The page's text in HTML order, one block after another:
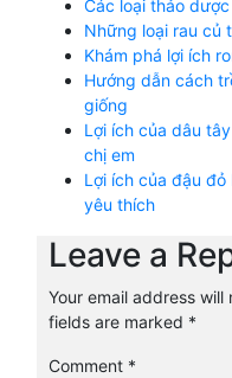
Các loại thảo
Những loại rau củ
Khám phá lợi ích
Hướng dẫn cách
giống
Lợi ích của dâu
chị em
Lợi ích của đậu
yêu thích
Leave a
Your email address
fields are marked *
Comment *